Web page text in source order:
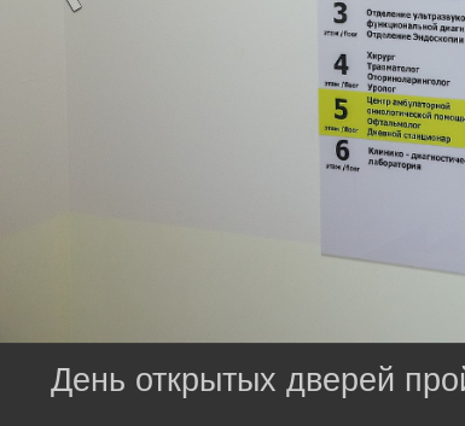
День открытых дверей